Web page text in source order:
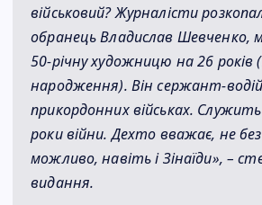
військовий? Журналісти
обранець Владислав Шевченко,
50-річну художницю на 26 років
народження). Він сержант-
прикордонних військах. Служить
роки війни. Дехто вважає, не
можливо, навіть і Зінаїди», –
видання.